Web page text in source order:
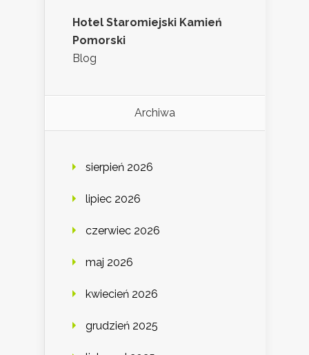
Hotel Staromiejski Kamień
Pomorski
Blog
Archiwa
sierpień 2026
lipiec 2026
czerwiec 2026
maj 2026
kwiecień 2026
grudzień 2025